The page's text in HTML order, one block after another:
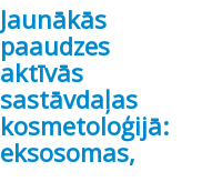
Jaunākās
paaudzes
aktīvās
sastāvdaļas
kosmetoloģijā:
eksosomas,